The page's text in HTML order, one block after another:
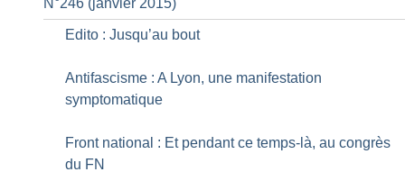
N°246 (janvier 2015)
Edito : Jusqu’au bout
Antifascisme : A Lyon, une manifestation
symptomatique
Front national : Et pendant ce temps-là, au congrès
du FN